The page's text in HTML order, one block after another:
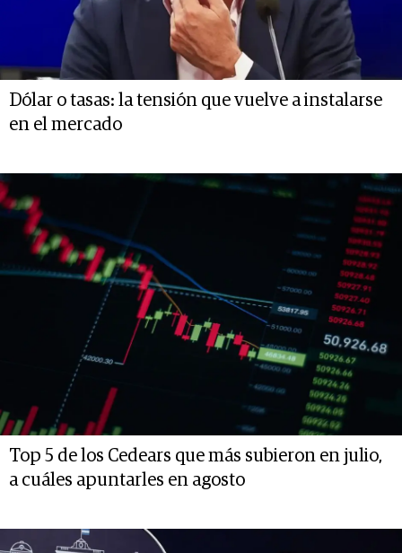
Dólar o tasas: la tensión que vuelve a instalarse
en el mercado
Top 5 de los Cedears que más subieron en julio,
a cuáles apuntarles en agosto